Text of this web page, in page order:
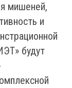
мишеней,
и
будут